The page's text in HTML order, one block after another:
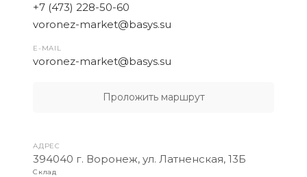
+7 (473) 228-50-60
voronez-market@basys.su
E-MAIL
voronez-market@basys.su
Проложить маршрут
АДРЕС
394040 г. Воронеж, ул. Латненская, 13Б
Склад